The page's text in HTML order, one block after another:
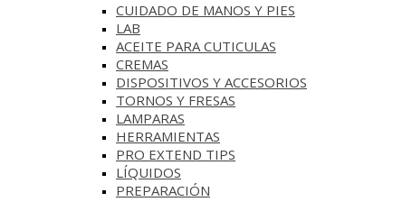
CUIDADO DE MANOS Y PIES
LAB
ACEITE PARA CUTICULAS
CREMAS
DISPOSITIVOS Y ACCESORIOS
TORNOS Y FRESAS
LAMPARAS
HERRAMIENTAS
PRO EXTEND TIPS
LÍQUIDOS
PREPARACIÓN